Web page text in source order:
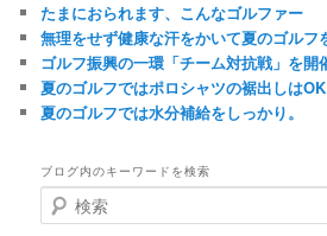
たまにおられます、こんなゴルファー
無理をせず健康な汗をかいて夏のゴルフ
ゴルフ振興の一環「チーム対抗戦」を開
夏のゴルフではポロシャツの裾出しはOK
夏のゴルフでは水分補給をしっかり。
ブログ内のキーワードを検索
検
索